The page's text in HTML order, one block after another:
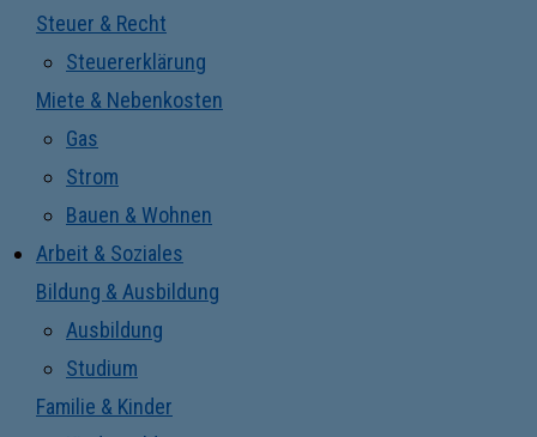
Steuer & Recht
Steuererklärung
Miete & Nebenkosten
Gas
Strom
Bauen & Wohnen
Arbeit & Soziales
Bildung & Ausbildung
Ausbildung
Studium
Familie & Kinder